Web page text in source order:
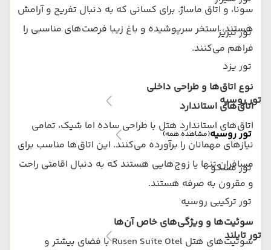
تور تبریز
تور یزد
تور روسیه
تور روسیه(مشاهده همه)
تور مسکو
تور ترکیبی روسیه
تور تایلند
سونا، و اتاق ماساژ. برای کسانی که به دنبال تفریح و آرامش
هستند، استخر سرپوشیده و باغ زیبا فرصت‌های مناسبی را
فراهم می‌کنند.
نوع اتاق‌ها و طراحی داخلی
اتاق‌های استاندارد
اتاق‌های استاندارد هتل با طراحی ساده اما شیک، تمامی
نیازهای مهمانان را برآورده می‌کنند. این اتاق‌ها مناسب برای
مسافران تنها یا زوج‌هایی هستند که به دنبال اقامتی راحت
و مقرون به صرفه هستند.
سوئیت‌ها و ویژگی‌های خاص آن‌ها
سوئیت‌های هتل Rusen Suite Otel با فضای بیشتر و